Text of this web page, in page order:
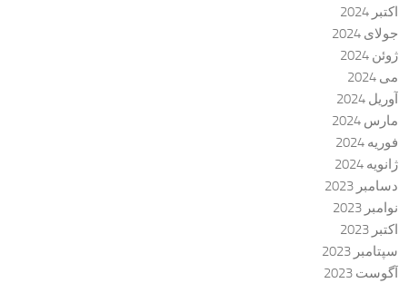
اکتبر 2024
جولای 2024
ژوئن 2024
می 2024
آوریل 2024
مارس 2024
فوریه 2024
ژانویه 2024
دسامبر 2023
نوامبر 2023
اکتبر 2023
سپتامبر 2023
آگوست 2023